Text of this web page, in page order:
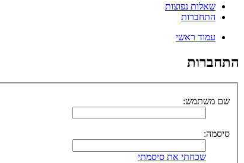
שאלות נפוצות
התחברות
עמוד ראשי
התחברות
שם משתמש:
סיסמה:
שכחתי את סיסמתי